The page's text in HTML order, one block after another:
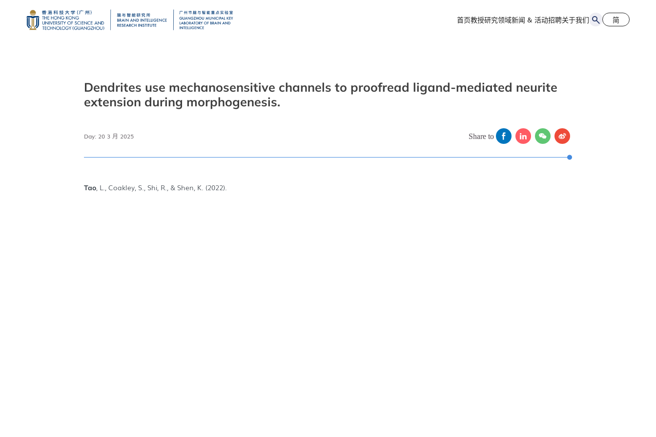
首页教授研究领域新闻 & 活动招聘关于我们 简
简
Dendrites use mechanosensitive channels to proofread ligand-mediated neurite
extension during morphogenesis.
Day: 20 3 月 2025 Share to
Tao , L., Coakley, S., Shi, R., & Shen, K. (2022).